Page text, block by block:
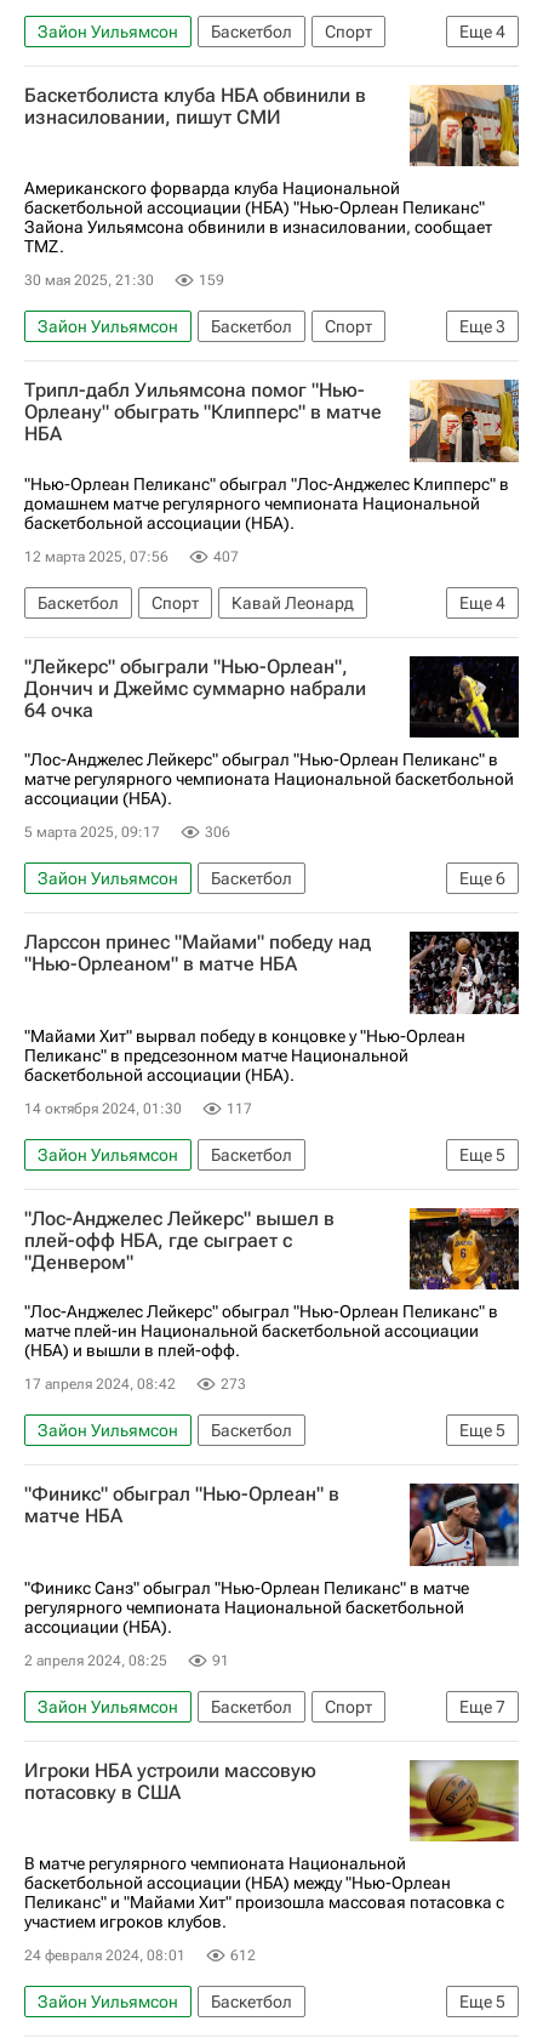
Еще4
Зайон Уильямсон Баскетбол
Спорт
Оклахома-Сити
Шэй Гилджес-Александер
Нью-Орлеан Пеликанс
Баскетболиста клуба НБА обвинили в
изнасиловании, пишут СМИ
Американского форварда клуба Национальной
баскетбольной ассоциации (НБА) "Нью-Орлеан Пеликанс"
Зайона Уильямсона обвинили в изнасиловании, сообщает
TMZ.
30 мая 2025, 21:30 159
Еще3
Зайон Уильямсон Баскетбол
Спорт
Нью-Орлеан Пеликанс
НБА Вокруг спорта
Трипл-дабл Уильямсона помог "Нью-
Орлеану" обыграть "Клипперс" в матче
НБА
"Нью-Орлеан Пеликанс" обыграл "Лос-Анджелес Клипперс" в
домашнем матче регулярного чемпионата Национальной
баскетбольной ассоциации (НБА).
12 марта 2025, 07:56 407
Еще4
Баскетбол Спорт
Кавай Леонард
Джеймс Харден
Си Джей Макколлум
Нью-Орлеан Пеликанс
Лос-Анджелес Клипперс
"Лейкерс" обыграли "Нью-Орлеан",
Дончич и Джеймс суммарно набрали
64 очка
"Лос-Анджелес Лейкерс" обыграл "Нью-Орлеан Пеликанс" в
матче регулярного чемпионата Национальной баскетбольной
ассоциации (НБА).
5 марта 2025, 09:17 306
Еще6
Зайон Уильямсон
Баскетбол
Леброн Джеймс
Лос-Анджелес Лейкерс
Нью-Орлеан Пеликанс
Лука Дончич
НБА
Ларссон принес "Майами" победу над
"Нью-Орлеаном" в матче НБА
"Майами Хит" вырвал победу в концовке у "Нью-Орлеан
Пеликанс" в предсезонном матче Национальной
баскетбольной ассоциации (НБА).
14 октября 2024, 01:30 117
Еще5
Зайон Уильямсон
Баскетбол
Тайлер Хирро
Майами Хит
Нью-Орлеан Пеликанс
Данкан Робинсон
Спорт
"Лос-Анджелес Лейкерс" вышел в
плей-офф НБА, где сыграет с
"Денвером"
"Лос-Анджелес Лейкерс" обыграл "Нью-Орлеан Пеликанс" в
матче плей-ин Национальной баскетбольной ассоциации
(НБА) и вышли в плей-офф.
17 апреля 2024, 08:42 273
Еще5
Зайон Уильямсон
Баскетбол
Энтони Дэвис
Леброн Джеймс
Лос-Анджелес Лейкерс
"Финикс" обыграл "Нью-Орлеан" в
матче НБА
"Финикс Санз" обыграл "Нью-Орлеан Пеликанс" в матче
регулярного чемпионата Национальной баскетбольной
ассоциации (НБА).
2 апреля 2024, 08:25 91
Еще7
Зайон Уильямсон Баскетбол
Спорт
Новый Орлеан
Девин Букер
Юсуф Нуркич
Финикс Санз
Нью-Орлеан Пеликанс
Игроки НБА устроили массовую
потасовку в США
В матче регулярного чемпионата Национальной
баскетбольной ассоциации (НБА) между "Нью-Орлеан
Пеликанс" и "Майами Хит" произошла массовая потасовка с
участием игроков клубов.
24 февраля 2024, 08:01 612
Еще5
Зайон Уильямсон
Баскетбол
Нью-Орлеан Пеликанс
Кевин Лав